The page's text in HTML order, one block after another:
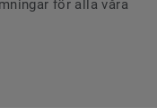
för alla våra